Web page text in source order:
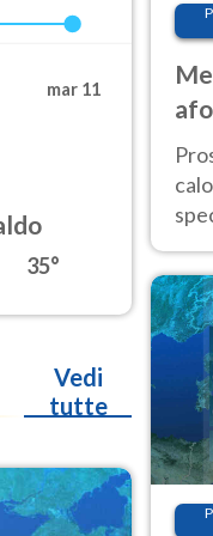
mar 11
35°
Vedi
tutte